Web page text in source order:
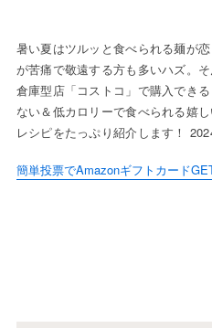
暑い夏はツルッと食べられる麺が
が苦痛で敬遠する方も多いハズ。
倉庫型店「コストコ」で購入でき
ない＆低カロリーで食べられる嬉
レシピをたっぷり紹介します！
簡単投票でAmazonギフトカード